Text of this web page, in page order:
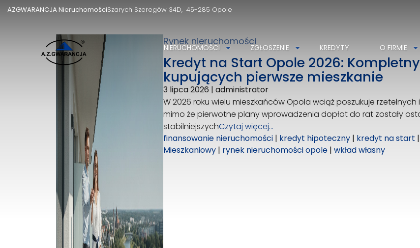
AZGWARANCJA NieruchomościSzarych Szeregów 34D 45-285 Opole
NIERUCHOMOŚCI ZGŁOSZENIE KREDYTY O FIRMIE
AZGWARANCJA Nieruchomości
Szarych Szeregów 34D
45-285 Opole
608539991
azgwarancja@azg.pl
Rynek nieruchomości
Kredyt na Start Opole 2026:
kupujących pierwsze mieszkanie
3 lipca 2026 | administrator
W 2026 roku wielu mieszkańców Opola wciąż poszukuje
mimo że pierwotne plany wprowadzenia dopłat do rat zostały
stabilniejszychCzytaj więcej…
finansowanie nieruchomości| kredyt hipoteczny| kredyt na start |
Mieszkaniowy| rynek nieruchomości opole| wkład własny